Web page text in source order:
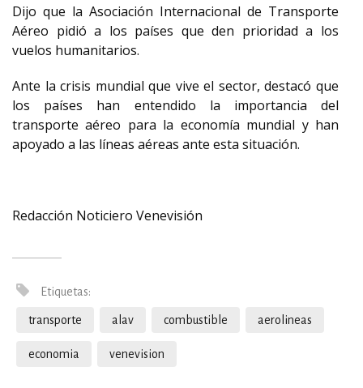
Dijo que la Asociación Internacional de Transporte
Aéreo pidió a los países que den prioridad a los
vuelos humanitarios.
Ante la crisis mundial que vive el sector, destacó que
los países han entendido la importancia del
transporte aéreo para la economía mundial y han
apoyado a las líneas aéreas ante esta situación.
Redacción Noticiero Venevisión
Etiquetas:
transporte alav combustible aerolineas
economia venevision